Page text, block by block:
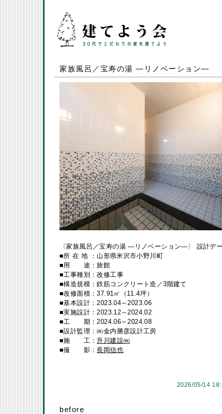
家族風呂／宝寿の湯 ―リノベーション―
〈家族風呂／宝寿の湯 ―リノベーション―〉 設計デ
■所 在 地 ：山形県米沢市小野川町
■用 途：旅館
■工事種別：改修工事
■構造規模：鉄筋コンクリート造／3階建て
■改修面積：37.91㎡（11.4坪）
■基本設計：2023.04～2023.06
■実施設計：2023.12～2024.02
■工 期：2024.06～2024.08
■設計監理：㈱金内勝彦設計工房
■施 工：升川建設㈱
■撮 影：長岡信也
2026/05/14
before